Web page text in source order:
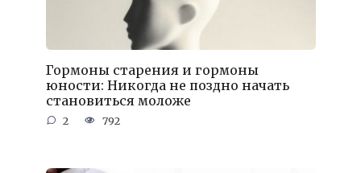
Гормоны старения и гормоны
юности: Никогда не поздно начать
становиться моложе
2 792